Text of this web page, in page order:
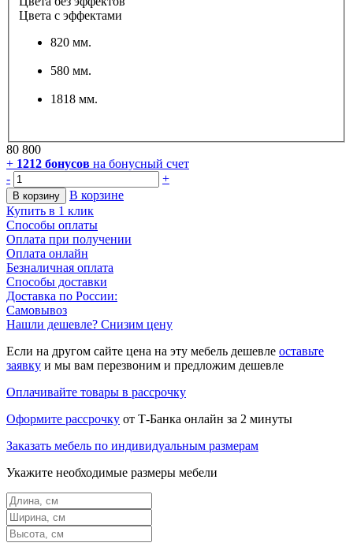
Цвета с эффектами
820 мм.
580 мм.
1818 мм.
80 800
+ 1212 бонусов на бонусный счет
-
+
В корзину
В корзине
Купить в 1 клик
Способы оплаты
Оплата при получении
Оплата онлайн
Безналичная оплата
Способы доставки
Доставка по России:
Самовывоз
Нашли дешевле? Снизим цену
Если на другом сайте цена на эту мебель дешевле оставьте
заявку и мы вам перезвоним и предложим дешевле
Оплачивайте товары в рассрочку
Оформите рассрочку от Т-Банка онлайн за 2 минуты
Заказать мебель по индивидуальным размерам
Укажите необходимые размеры мебели